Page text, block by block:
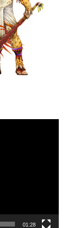
01:28